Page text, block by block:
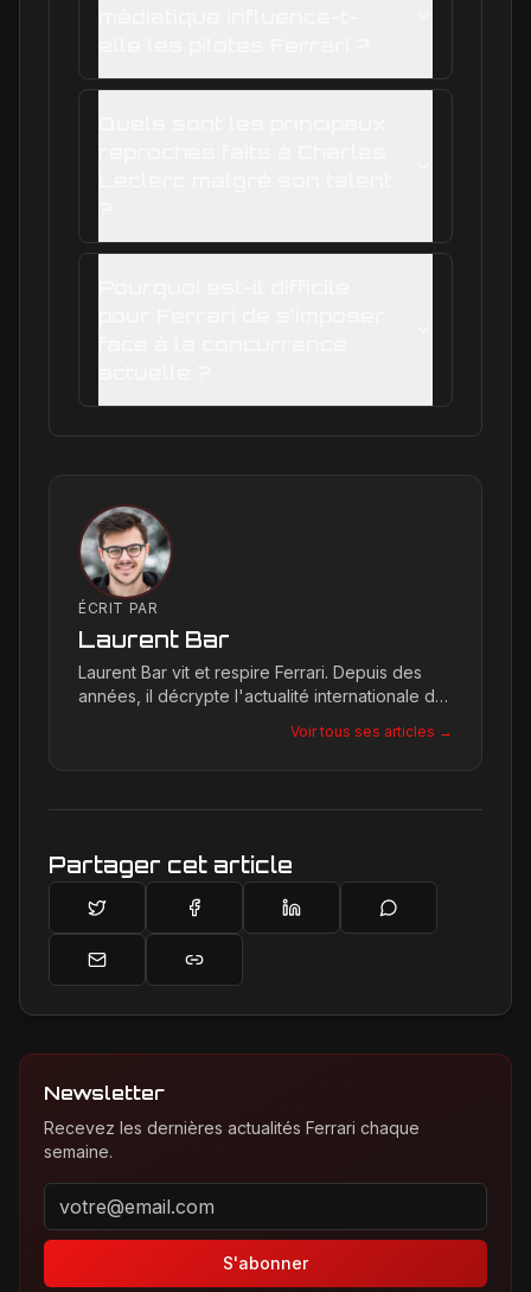
ÉCRIT PAR
Laurent Bar
Laurent Bar vit et respire Ferrari. Depuis des
années, il décrypte l'actualité internationale du
détails qui façonnent la légende de la marque.
Son site, Ferrari Passion, est le reflet de son
Maranello.
Voir tous ses articles →
Partager cet article
Newsletter
Recevez les dernières actualités Ferrari chaque
semaine.
Adresse email pour la newsletter
S'abonner